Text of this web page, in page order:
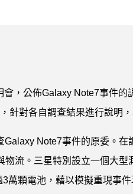
，公佈Galaxy Note7事件的
對各自調查結果進行說明，
Note7事件的原委。在
流。三星特別設立一個大型
萬顆電池，藉以模擬重現事